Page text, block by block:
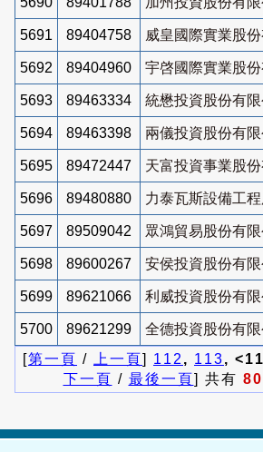
5691 89404758 威皇國際實業股份
5692 89404960 宇啓國際實業股份
5693 89463334 統懋投資股份有限
5694 89463398 兩儀投資股份有限
5695 89472447 天富投資事業股份
5696 89480880 力泰瓦斯設備工
5697 89509042 眾鴻貿易股份有限
5698 89600267 安侯投資股份有限
5699 89621066 利威投資股份有限
5700 89621299
全德投資股份有限
[第一頁 / 上一頁] 112 , 113,
下一頁 / 最後一頁] 共有